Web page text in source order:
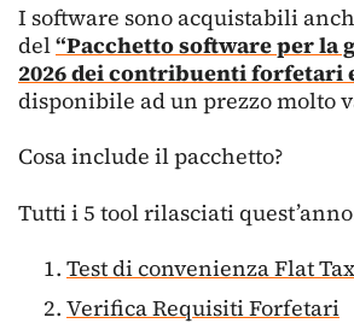
I software sono acquistabili
del“Pacchetto software per la
2026 dei contribuenti forfetari
disponibile ad un prezzo molto
Cosa include il pacchetto?
Tutti i 5 tool rilasciati
Test di convenienza Flat
Verifica Requisiti Forfetari